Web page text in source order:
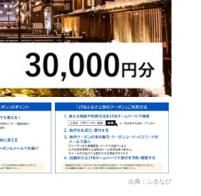
出典：ふるなび